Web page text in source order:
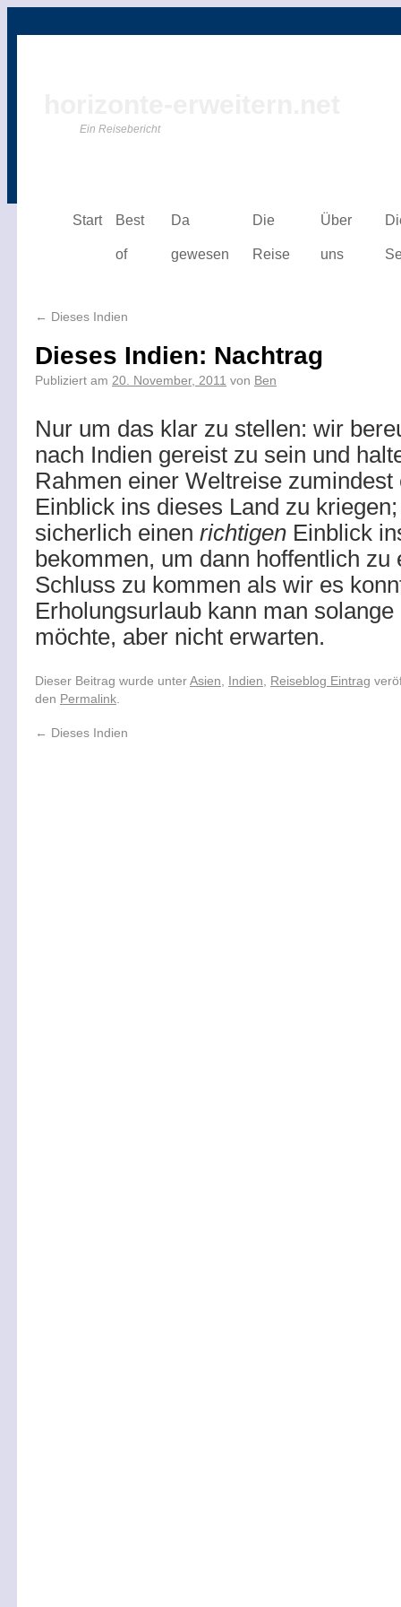
Ein Reisebericht
Start Best
of
Da
gewesen
Die
Reise
Über
uns
← Dieses Indien
Dieses Indien: Nachtrag
Publiziert am 20. November, 2011 von Ben
Nur um das klar zu stellen: wir
nach Indien gereist zu sein und
Rahmen einer Weltreise zumindest
Einblick ins dieses Land zu
sicherlich einen richtigen Einblick
bekommen, um dann hoffentlich zu
Schluss zu kommen als wir es
Erholungsurlaub kann man
möchte, aber nicht erwarten.
Dieser Beitrag wurde unterAsien Indien Reiseblog Eintrag
den Permalink
← Dieses Indien